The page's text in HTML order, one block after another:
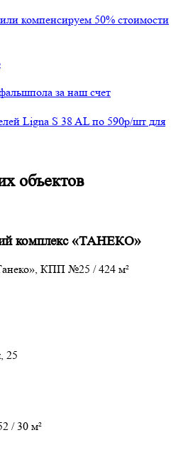
компенсируем 50% стоимости
за наш счет
Ligna S 38 AL по 590р/шт для
объектов
комплекс «ТАНЕКО»
КПП №25 /424 м²
25
/30 м²